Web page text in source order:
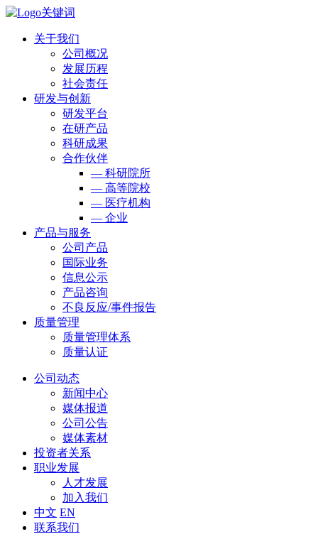
关于我们
公司概况
发展历程
社会责任
研发与创新
研发平台
在研产品
科研成果
合作伙伴
— 科研院所
— 高等院校
— 医疗机构
— 企业
产品与服务
公司产品
国际业务
信息公示
产品咨询
不良反应/事件报告
质量管理
质量管理体系
质量认证
公司动态
新闻中心
媒体报道
公司公告
媒体素材
投资者关系
职业发展
人才发展
加入我们
中文 EN
联系我们